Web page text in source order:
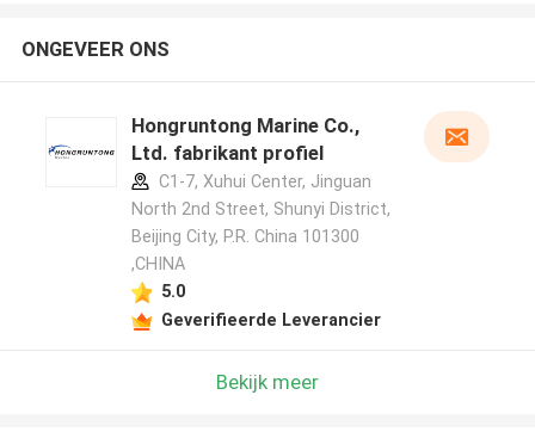
ONGEVEER ONS
Hongruntong Marine Co.,
Ltd. fabrikant profiel
C1-7, Xuhui Center, Jinguan
North 2nd Street, Shunyi District,
Beijing City, P.R. China 101300
,CHINA
5.0
Geverifieerde Leverancier
Bekijk meer